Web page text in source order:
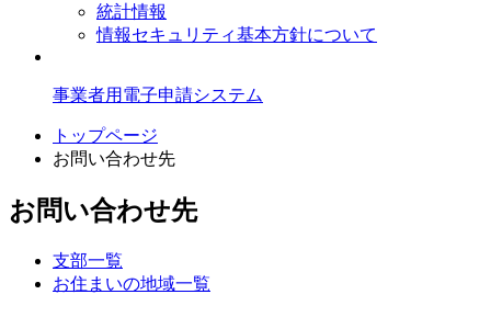
統計情報
情報セキュリティ基本方針について
事業者用電子申請システム
トップページ
お問い合わせ先
お問い合わせ先
支部一覧
お住まいの地域一覧